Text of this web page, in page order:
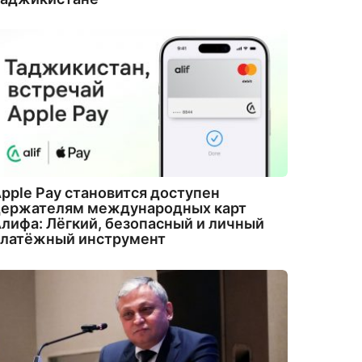
Pay становится доступен
международных карт
Лёгкий, безопасный и личный
инструмент